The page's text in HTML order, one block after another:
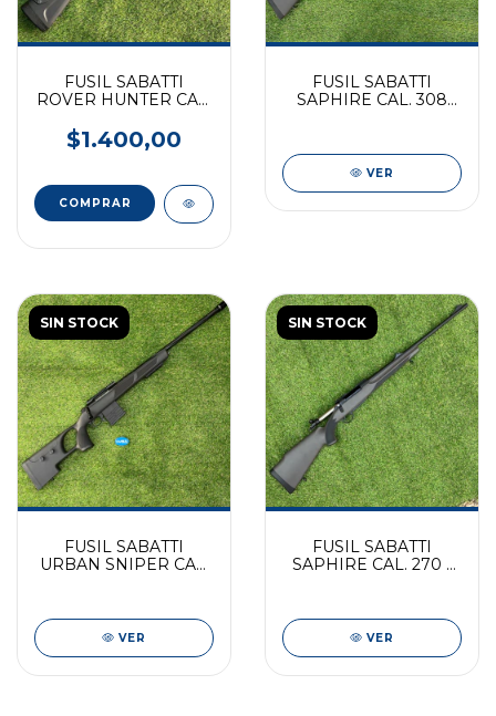
FUSIL SABATTI
ROVER HUNTER CAL.
$1.400,00
FUSIL SABATTI
SAPHIRE CAL. 308
VER
SIN STOCK
FUSIL SABATTI
URBAN SNIPER CAL.
VER
SIN STOCK
FUSIL SABATTI
SAPHIRE CAL. 270 -
VER